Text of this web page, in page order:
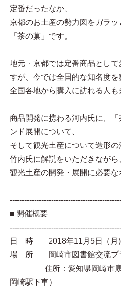
定番だったなか、
京都のお土産の勢力図をガラ
「茶の菓」です。
地元・京都では定番商品とし
すが、今では全国的な知名度を
全国各地から購入に訪れる人も
商品開発に携わる河内氏に、
ンド展開について、
そして観光土産について造形
竹内氏に解説をいただきなが
観光土産の開発・展開に必要な
■ 開催概要
日 時 2018年11月5日（月)
場 所 岡崎市図書館交流プ
住所：愛知県岡崎市康生
岡崎駅下車）